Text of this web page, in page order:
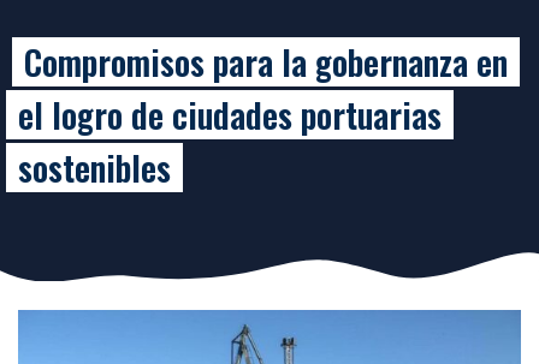
Compromisos para la gobernanza en
el logro de ciudades portuarias
sostenibles